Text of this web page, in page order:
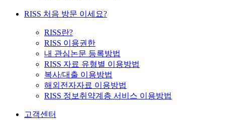
RISS 처음 방문 이세요?
RISS란?
RISS 이용권한
내 관심논문 등록방법
RISS 자료 유형별 이용방법
복사/대출 이용방법
해외전자자료 이용방법
RISS 정보취약계층 서비스 이용방법
고객센터